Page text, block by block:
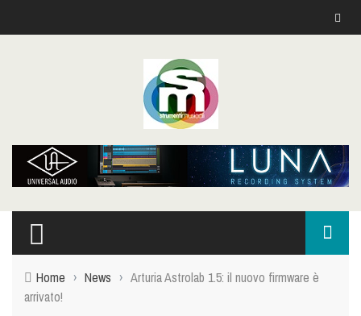
Home › News › Arturia Astrolab 1.5: il nuovo firmware è
arrivato!